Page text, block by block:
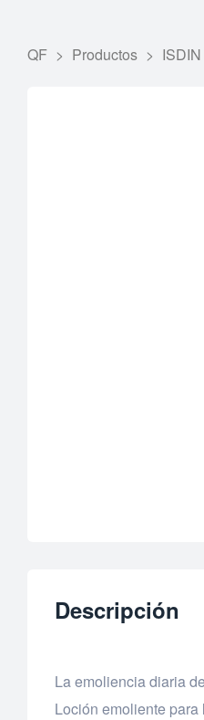
QF > Productos > ISDIN
Descripción
La emoliencia diaria
Loción emoliente